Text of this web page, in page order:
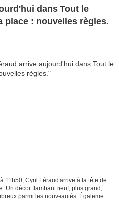
dans Tout le
place : nouvelles règles.
11h50, Cyril Féraud arrive à la tête de
Un décor flambant neuf, plus grand,
parmi les nouveautés. Également,